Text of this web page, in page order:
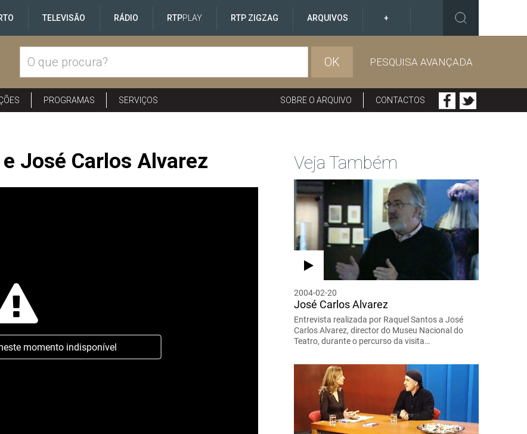
TELEVISÃO RÁDIO RTPPLAY RTP ZIGZAG ARQUIVOS +
OK PESQUISA AVANÇADA
PROGRAMAS SERVIÇOS SOBRE O ARQUIVO CONTACTOS
José Carlos Alvarez
momento indisponível
Veja Também
2004-02-20
José Carlos Alvarez
Entrevista realizada por Raquel Santos a José
Carlos Alvarez, director do Museu Nacional do
Teatro, durante o percurso da visita…